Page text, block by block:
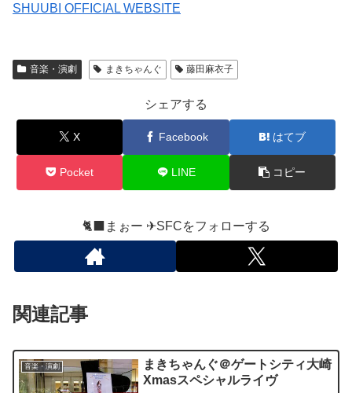
SHUUBI OFFICIAL WEBSITE
音楽・演劇 まきちゃんぐ 藤田麻衣子
シェアする
X Facebook はてブ
Pocket LINE コピー
🐈‍⬛まぉー ✈︎SFCをフォローする
関連記事
音楽・演劇
まきちゃんぐ＠ゲートシティ大崎
Xmasスペシャルライヴ